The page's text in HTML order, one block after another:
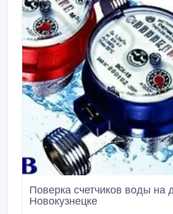
Поверка счетчиков воды на
Новокузнецке